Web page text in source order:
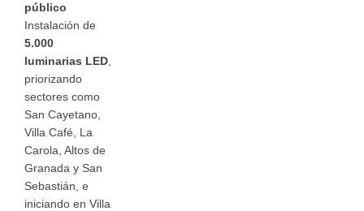
público
Instalación de
5.000
luminarias LED
priorizando
sectores como
San Cayetano,
Villa Café, La
Carola, Altos de
Granada y San
Sebastián, e
iniciando en Villa